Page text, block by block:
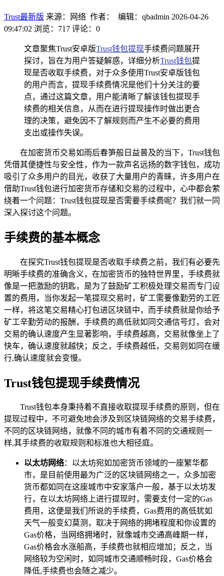
Trust最新版 来源：网络 作者： 编辑：qbadmin 2026-04-26
09:47:02 浏览：717 评论：0
文章聚焦Trust安卓版Trust钱包提现手续费问题展开
探讨，旨在为用户答疑解惑，详细分析Trust钱包提
现是否收取手续费，对于众多使用Trust安卓版钱包
的用户而言，提现手续费情况是他们十分关注的要
点，通过这篇文章，用户能清晰了解该钱包提现手
续费的相关信息，从而在进行提现操作时做出更合
理的决策，避免因不了解规则而产生不必要的费用
支出或操作失误。
在加密货币交易如雨后春笋般日益普及的当下，Trust钱包
凭借其便捷性与安全性，作为一款声名远扬的数字钱包，成功
吸引了众多用户的目光，收获了大量用户的青睐，许多用户在
借助Trust钱包进行加密货币存储和交易的过程中，心中都会萦
绕着一个问题：Trust钱包提现是否需要手续费呢？我们就一同
深入探讨这个问题。
手续费的基本概念
在探究Trust钱包提现是否收取手续费之前，我们有必要先
明晰手续费的准确含义，在加密货币的独特世界里，手续费就
像是一把激励的钥匙，是为了鼓励矿工积极处理交易而专门设
置的费用，当你发起一笔提现交易时，矿工需要像勤劳的工匠
一样，将这笔交易精心打包进区块链中，而手续费就是你给予
矿工辛勤劳动的报酬，手续费的高低就如同交通信号灯，会对
交易的确认速度产生显著影响，手续费越高，交易就像坐上了
快车，确认速度就越快；反之，手续费越低，交易则如同在缓
行,确认速度就会变慢。
Trust钱包提现手续费情况
Trust钱包本身秉持着不直接收取提现手续费的原则，但在
提现过程中，不可避免地会涉及到区块链网络的交易手续费，
不同的区块链网络，就像不同的城市有着不同的交通规则一
样,其手续费的收取规则和标准也大相径庭。
以太坊网络：以太坊宛如加密货币领域的一座繁华都
市，是目前使用最为广泛的区块链网络之一，众多加密
货币都如同在这座城市中安家落户一般，基于以太坊发
行，在以太坊网络上进行提现时，需要支付一定的Gas
费用，这便是我们所说的手续费，Gas费用的高低犹如
天气一般变幻莫测，取决于网络的拥堵程度和你设置的
Gas价格，当网络拥堵时，就像城市交通高峰期一样，
Gas价格会水涨船高，手续费也就相应增加；反之，当
网络较为空闲时，如同城市交通顺畅时段，Gas价格会
降低,手续费也会随之减少。